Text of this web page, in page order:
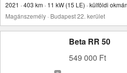
2021 · 403 km · 11 kW (15 LE) · külföldi
Magánszemély · Budapest 22. kerület
Beta RR 50
549 000 Ft